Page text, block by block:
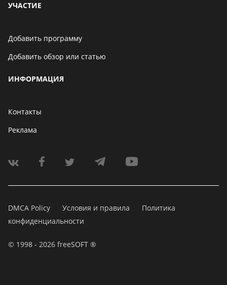
УЧАСТИЕ
Добавить программу
Добавить обзор или статью
ИНФОРМАЦИЯ
Контакты
Реклама
DMCA Policy Условия и правила
Политика
конфиденциальности
© 1998 - 2026 freeSOFT ®